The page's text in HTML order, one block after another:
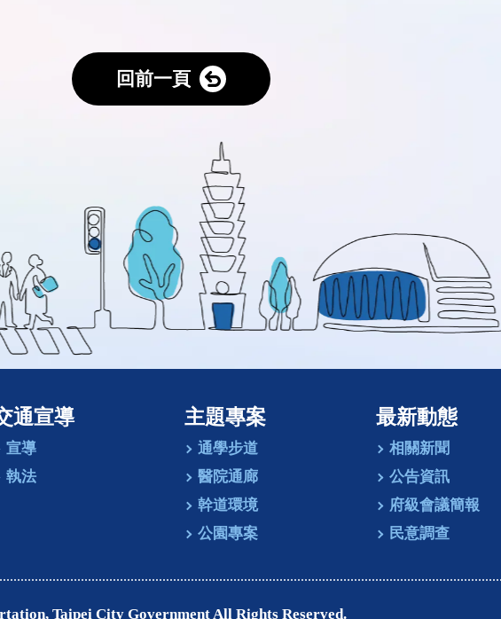
回前一頁
通宣導
宣導
執法
主題專案
通學步道
醫院通廊
幹道環境
公園專案
最新動態
相關新聞
公告資訊
府級會議簡報
民意調查
Taipei City Government All Rights Reserved.